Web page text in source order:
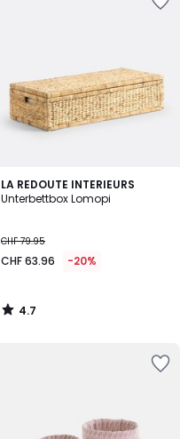
LA REDOUTE INTERIEURS
Unterbettbox Lomopi
CHF 79.95
CHF 63.96 -20%
4.7
/ 5
4.7
/